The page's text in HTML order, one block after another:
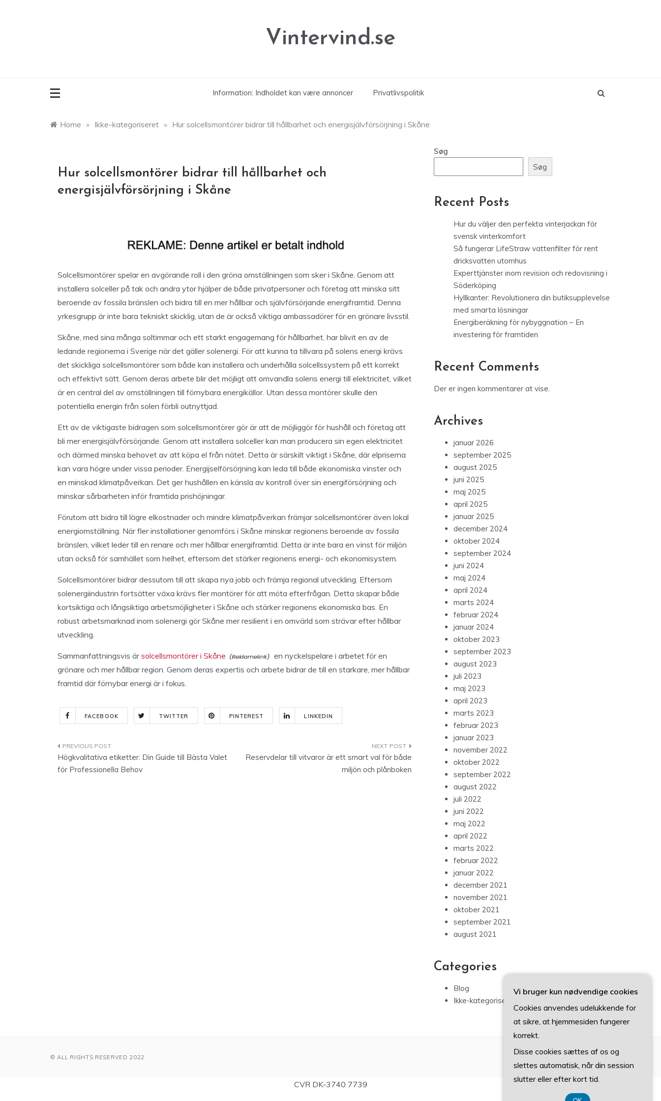
Vintervind.se
Information: Indholdet kan være annoncer Privatlivspolitik
Home » Ikke-kategoriseret » Hur solcellsmontörer bidrar till hållbarhet och energisjälvförsörjning i Skåne
Hur solcellsmontörer bidrar till hållbarhet och
energisjälvförsörjning i Skåne
Solcellsmontörer spelar en avgörande roll i den gröna omställningen som sker i Skåne. Genom att
installera solceller på tak och andra ytor hjälper de både privatpersoner och företag att minska sitt
beroende av fossila bränslen och bidra till en mer hållbar och självförsörjande energiframtid. Denna
yrkesgrupp är inte bara tekniskt skicklig, utan de är också viktiga ambassadörer för en grönare livsstil.
Skåne, med sina många soltimmar och ett starkt engagemang för hållbarhet, har blivit en av de
ledande regionerna i Sverige när det gäller solenergi. För att kunna ta tillvara på solens energi krävs
det skickliga solcellsmontörer som både kan installera och underhålla solcellssystem på ett korrekt
och effektivt sätt. Genom deras arbete blir det möjligt att omvandla solens energi till elektricitet, vilket
är en central del av omställningen till förnybara energikällor. Utan dessa montörer skulle den
potentiella energin från solen förbli outnyttjad.
Ett av de viktigaste bidragen som solcellsmontörer gör är att de möjliggör för hushåll och företag att
bli mer energisjälvförsörjande. Genom att installera solceller kan man producera sin egen elektricitet
och därmed minska behovet av att köpa el från nätet. Detta är särskilt viktigt i Skåne, där elpriserna
kan vara högre under vissa perioder. Energijselförsörjning kan leda till både ekonomiska vinster och
en minskad klimatpåverkan. Det ger hushållen en känsla av kontroll över sin energiförsörjning och
minskar sårbarheten inför framtida prishöjningar.
Förutom att bidra till lägre elkostnader och mindre klimatpåverkan främjar solcellsmontörer även lokal
energiomställning. När fler installationer genomförs i Skåne minskar regionens beroende av fossila
bränslen, vilket leder till en renare och mer hållbar energiframtid. Detta är inte bara en vinst för miljön
utan också för samhället som helhet, eftersom det stärker regionens energi- och ekonomisystem.
Solcellsmontörer bidrar dessutom till att skapa nya jobb och främja regional utveckling. Eftersom
solenergiindustrin fortsätter växa krävs fler montörer för att möta efterfrågan. Detta skapar både
kortsiktiga och långsiktiga arbetsmöjligheter i Skåne och stärker regionens ekonomiska bas. En
robust arbetsmarknad inom solenergi gör Skåne mer resilient i en omvärld som strävar efter hållbar
utveckling.
Sammanfattningsvis ärsolcellsmontörer i Skåne
en nyckelspelare i arbetet för en
grönare och mer hållbar region. Genom deras expertis och arbete bidrar de till en starkare, mer hållbar
framtid där förnybar energi är i fokus.
FACEBOOK TWITTER PINTEREST LINKEDIN
Indlægsnavigation
Högkvalitativa etiketter: Din Guide till Bästa Valet
för Professionella Behov
Reservdelar till vitvaror är ett smart val för både
miljön och plånboken
Søg
Søg
Recent Posts
Hur du väljer den perfekta vinterjackan för
svensk vinterkomfort
Så fungerar LifeStraw vattenfilter för rent
dricksvatten utomhus
Experttjänster inom revision och redovisning i
Söderköping
Hyllkanter: Revolutionera din butiksupplevelse
med smarta lösningar
Energiberäkning för nybyggnation – En
investering för framtiden
Recent Comments
Der er ingen kommentarer at vise.
Archives
januar 2026
september 2025
august 2025
juni 2025
maj 2025
april 2025
januar 2025
december 2024
oktober 2024
september 2024
juni 2024
maj 2024
april 2024
marts 2024
februar 2024
januar 2024
oktober 2023
september 2023
august 2023
juli 2023
maj 2023
april 2023
marts 2023
februar 2023
januar 2023
november 2022
oktober 2022
september 2022
august 2022
juli 2022
juni 2022
maj 2022
april 2022
marts 2022
februar 2022
januar 2022
december 2021
november 2021
oktober 2021
september 2021
august 2021
Categories
Blog
Ikke-kategoriseret
© ALL RIGHTS RESERVED 2022
CVR DK-3740 7739
Vi bruger kun nødvendige cookies
Cookies anvendes udelukkende for
at sikre, at hjemmesiden fungerer
korrekt.
Disse cookies sættes af os og
slettes automatisk, når din session
slutter eller efter kort tid.